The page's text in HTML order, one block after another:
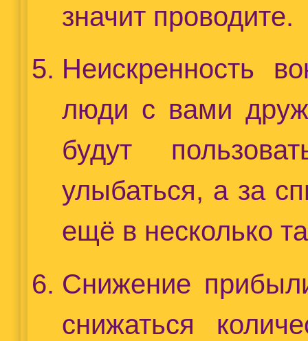
значит проводите.
Неискренность
люди с вами
будут
улыбаться, а за
ещё в несколько
Снижение
снижаться